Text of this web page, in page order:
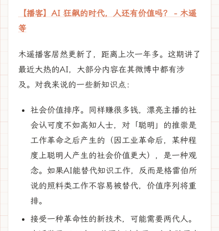
【播客】AI 狂飙的时代，人还有价值吗？ - 木遥
等
木遥播客居然更新了，距离上次一年多。这期讲了
最近大热的AI，大部分内容在其微博中都有涉
及。对我来说的一些新知识点：
社会价值排序。同样赚很多钱，漂亮主播的社
会认可度不如高知人士，对「聪明」的推崇是
工作革命之后产生的（因工业革命后，某种程
度上聪明人产生的社会价值更大），是一种观
念。如果AI能替代知识工作，反而是格雷伯所
说的照料类工作不容易被替代，价值序列将重
排。
接受一种革命性的新技术，可能需要两代人。